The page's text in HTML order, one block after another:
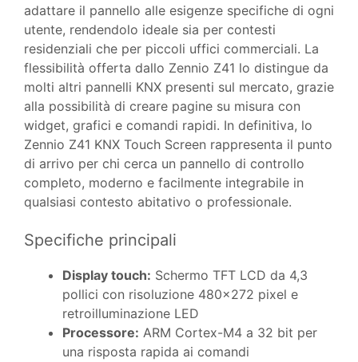
adattare il pannello alle esigenze specifiche di ogni
utente, rendendolo ideale sia per contesti
residenziali che per piccoli uffici commerciali. La
flessibilità offerta dallo Zennio Z41 lo distingue da
molti altri pannelli KNX presenti sul mercato, grazie
alla possibilità di creare pagine su misura con
widget, grafici e comandi rapidi. In definitiva, lo
Zennio Z41 KNX Touch Screen rappresenta il punto
di arrivo per chi cerca un pannello di controllo
completo, moderno e facilmente integrabile in
qualsiasi contesto abitativo o professionale.
Specifiche principali
Display touch: Schermo TFT LCD da 4,3
pollici con risoluzione 480×272 pixel e
retroilluminazione LED
Processore: ARM Cortex-M4 a 32 bit per
una risposta rapida ai comandi